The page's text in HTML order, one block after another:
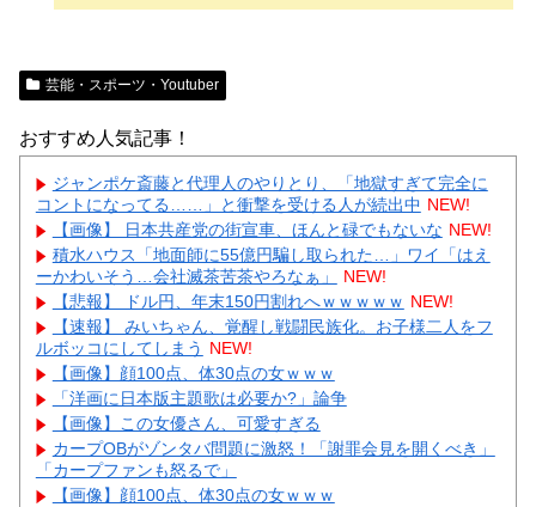
芸能・スポーツ・Youtuber
おすすめ人気記事！
ジャンポケ斎藤と代理人のやりとり、「地獄すぎて完全に
コントになってる……」と衝撃を受ける人が続出中 NEW!
【画像】 日本共産党の街宣車、ほんと碌でもないな NEW!
積水ハウス「地面師に55億円騙し取られた…」ワイ「はえ
ーかわいそう…会社滅茶苦茶やろなぁ」
NEW!
【悲報】 ドル円、年末150円割れへｗｗｗｗｗ NEW!
【速報】 みいちゃん、覚醒し戦闘民族化。お子様二人をフ
ルボッコにしてしまう NEW!
【画像】顔100点、体30点の女ｗｗｗ
「洋画に日本版主題歌は必要か?」論争
【画像】この女優さん、可愛すぎる
カープOBがゾンタバ問題に激怒！「謝罪会見を開くべき」
「カープファンも怒るで」
【画像】顔100点、体30点の女ｗｗｗ